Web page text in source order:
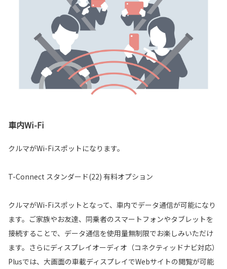
車内Wi-Fi
クルマがWi-Fiスポットになります。
T-Connect スタンダード(22) 有料オプション
クルマがWi-Fiスポットとなって、車内でデータ通信が可能になり
ます。ご家族やお友達、同乗者のスマートフォンやタブレットを
接続することで、データ通信を使用量無制限でお楽しみいただけ
ます。さらにディスプレイオーディオ（コネクティッドナビ対応）
Plusでは、大画面の車載ディスプレイでWebサイトの閲覧が可能